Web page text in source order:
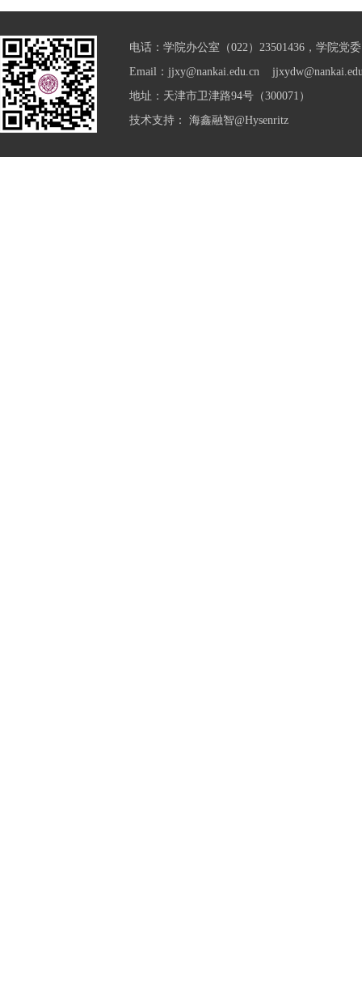
电话：学院办公室（022）23501436，学院党
Email：jjxy@nankai.edu.cn
地址：天津市卫津路94号（300071）
技术支持： 海鑫融智@Hysenritz